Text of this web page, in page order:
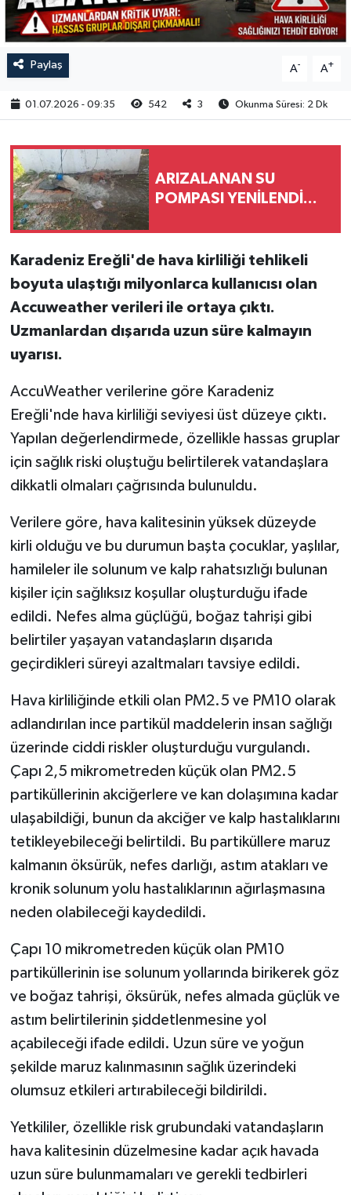
Paylaş A- A+
01.07.2026 - 09:35 542 3 Okunma Süresi: 2 Dk
ARIZALANAN SU
POMPASI YENİLENDİ...
Karadeniz Ereğli'de hava kirliliği tehlikeli
boyuta ulaştığı milyonlarca kullanıcısı olan
Accuweather verileri ile ortaya çıktı.
Uzmanlardan dışarıda uzun süre kalmayın
uyarısı.
AccuWeather verilerine göre Karadeniz
Ereğli'nde hava kirliliği seviyesi üst düzeye çıktı.
Yapılan değerlendirmede, özellikle hassas gruplar
için sağlık riski oluştuğu belirtilerek vatandaşlara
dikkatli olmaları çağrısında bulunuldu.
Verilere göre, hava kalitesinin yüksek düzeyde
kirli olduğu ve bu durumun başta çocuklar, yaşlılar,
hamileler ile solunum ve kalp rahatsızlığı bulunan
kişiler için sağlıksız koşullar oluşturduğu ifade
edildi. Nefes alma güçlüğü, boğaz tahrişi gibi
belirtiler yaşayan vatandaşların dışarıda
geçirdikleri süreyi azaltmaları tavsiye edildi.
Hava kirliliğinde etkili olan PM2.5 ve PM10 olarak
adlandırılan ince partikül maddelerin insan sağlığı
üzerinde ciddi riskler oluşturduğu vurgulandı.
Çapı 2,5 mikrometreden küçük olan PM2.5
partiküllerinin akciğerlere ve kan dolaşımına kadar
ulaşabildiği, bunun da akciğer ve kalp hastalıklarını
tetikleyebileceği belirtildi. Bu partiküllere maruz
kalmanın öksürük, nefes darlığı, astım atakları ve
kronik solunum yolu hastalıklarının ağırlaşmasına
neden olabileceği kaydedildi.
Çapı 10 mikrometreden küçük olan PM10
partiküllerinin ise solunum yollarında birikerek göz
ve boğaz tahrişi, öksürük, nefes almada güçlük ve
astım belirtilerinin şiddetlenmesine yol
açabileceği ifade edildi. Uzun süre ve yoğun
şekilde maruz kalınmasının sağlık üzerindeki
olumsuz etkileri artırabileceği bildirildi.
Yetkililer, özellikle risk grubundaki vatandaşların
hava kalitesinin düzelmesine kadar açık havada
uzun süre bulunmamaları ve gerekli tedbirleri
RESMİ İLAN